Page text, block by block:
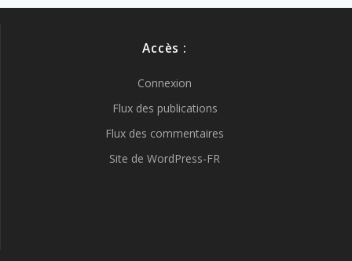
Accès :
Connexion
Flux des publications
Flux des commentaires
Site de WordPress-FR